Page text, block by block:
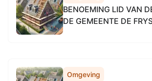
BENOEMING LID VAN
DE GEMEENTE DE
Omgeving